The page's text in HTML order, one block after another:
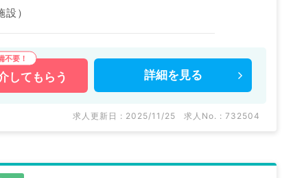
）
してもらう 詳細を 見る
求人更新日 : 2025/11/25 求人No. : 732504